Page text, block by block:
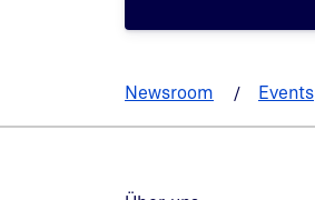
Newsroom Events